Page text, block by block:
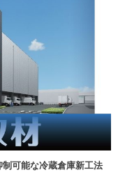
制可能な冷蔵倉庫新工法